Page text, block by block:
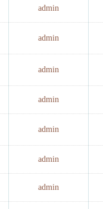
admin
admin
admin
admin
admin
admin
admin